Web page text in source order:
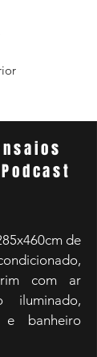
de
com ar
iluminado,
banheiro